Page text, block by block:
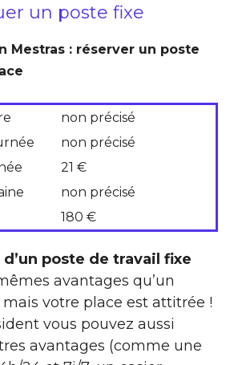
un poste fixe
Mestras : réserver un poste
non précisé
non précisé
21 €
non précisé
180 €
poste de travail fixe
avantages qu’un
votre place est attitrée !
vous pouvez aussi
avantages (comme une